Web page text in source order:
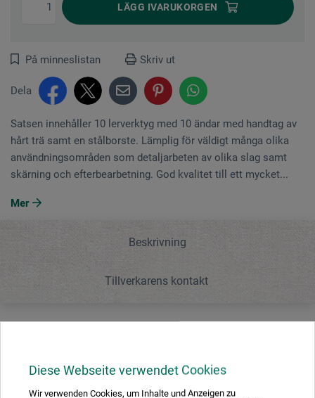
Diese Webseite verwendet Cookies
Wir verwenden Cookies, um Inhalte und Anzeigen zu
LÄGG IVARUKORGEN
På minneslistan Skriv ut
Dela
Satsen innehåller 10 lerverktyg med 10 ändar med handtag av
hårt trä samt en stålborste. Lämplig för väldigt många olika
användningsområden som detaljarbeten av olika slag samt
skärning och efterbearbetning. God kvalitet till ett mycket...
Mer
Beskrivning
Tillverkarens kontakt